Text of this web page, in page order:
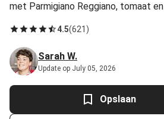
met Parmigiano Reggiano, tomaat
4.5(621 )
Sarah W.
Update op July 05, 2026
Opslaan